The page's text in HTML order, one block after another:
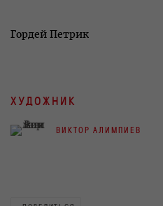
Гордей Петрик
ХУДОЖНИК
ВИКТОР АЛИМПИЕВ